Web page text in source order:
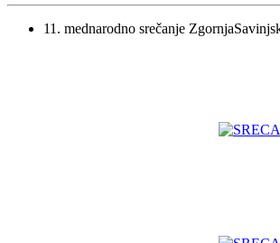
11. mednarodno srečanje